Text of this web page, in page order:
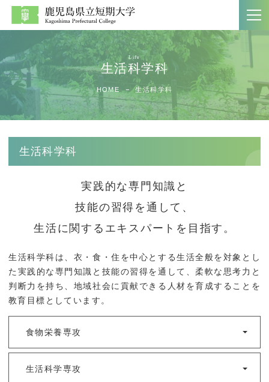
大学案内
ホーム
大学案内
大学案内パンフレット
学科紹介
文学科
生活科学科
商経学科
第二部商経学科
入試案内
受験生の方へ
入試情報
オープンキャンパス情
社会連携
地域研究・国際交流
生活科学科
HOME 生活科学科
生活科学科
実践的な専門知識と
技能の習得を通して、
生活に関するエキスパートを目指す。
生活科学科は、衣・食・住を中心とする生活全般を対象とし
た実践的な専門知識と技能の習得を通して、柔軟な思考力と
判断力を持ち、地域社会に貢献できる人材を育成することを
教育目標としています。
食物栄養専攻
生活科学専攻